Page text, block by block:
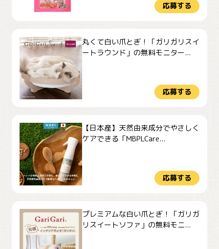
応募する
丸くて白い爪とぎ！「ガリガリスイ
ートラウンド」の無料モニター...
応募する
【日本産】天然由来成分でやさしく
ケアできる「MBPLCare...
応募する
プレミアムな白い爪とぎ！「ガリガ
リスイートソファ」の無料モニ...